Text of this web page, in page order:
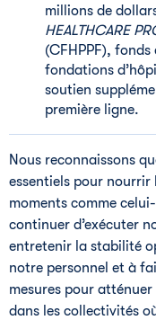
millions de
HEALTHCARE
(CFHPPF), fonds
fondations
soutien
première ligne.
Nous reconnaissons
essentiels pour nourrir
moments comme
continuer d’exécuter
entretenir la stabilité
notre personnel et à
mesures pour
dans les collectivités